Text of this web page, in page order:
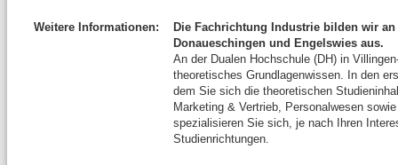
Weitere Informationen:
Die Fachrichtung Industrie bilden wir
Donaueschingen und Engelswies aus.
An der Dualen Hochschule (DH) in
theoretisches Grundlagenwissen. In den
dem Sie sich die theoretischen
Marketing & Vertrieb, Personalwesen
spezialisieren Sie sich, je nach Ihren
Studienrichtungen.